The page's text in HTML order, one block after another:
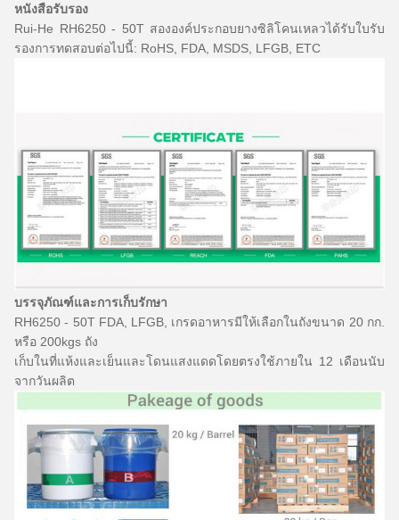
หนังสือรับรอง
Rui-He RH6250 - 50T สององค์ประกอบยางซิลิโคนเหลวได้รับใบรับ
รองการทดสอบต่อไปนี้: RoHS, FDA, MSDS, LFGB, ETC
บรรจุภัณฑ์และการเก็บรักษา
RH6250 - 50T FDA, LFGB, เกรดอาหารมีให้เลือกในถังขนาด 20 กก.
หรือ 200kgs ถัง
เก็บในที่แห้งและเย็นและโดนแสงแดดโดยตรงใช้ภายใน 12 เดือนนับ
จากวันผลิต